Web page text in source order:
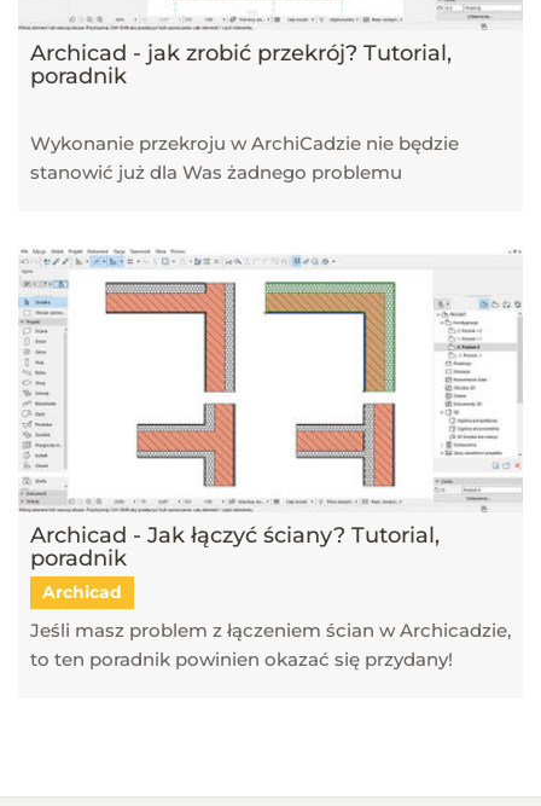
Archicad - jak zrobić przekrój? Tutorial,
poradnik
Wykonanie przekroju w ArchiCadzie nie będzie
stanowić już dla Was żadnego problemu
Archicad - Jak łączyć ściany? Tutorial,
poradnik
Archicad
Jeśli masz problem z łączeniem ścian w Archicadzie,
to ten poradnik powinien okazać się przydany!